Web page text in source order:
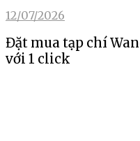
12/07/2026
Đặt mua tạp chí
với 1 click